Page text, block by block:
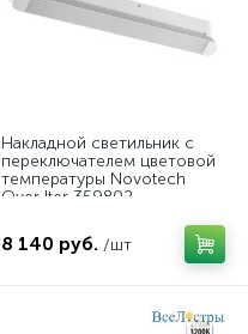
Накладной светильник с
переключателем цветовой
температуры Novotech
Over Iter 359802
8 140 руб. /шт